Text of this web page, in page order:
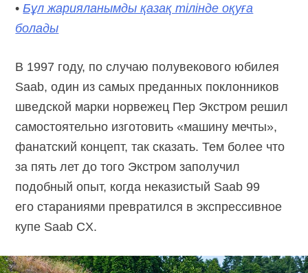
•Бұл жарияланымды қазақ тілінде оқуға
болады
В 1997 году, по случаю полувекового юбилея
Saab, один из самых преданных поклонников
шведской марки норвежец Пер Экстром решил
самостоятельно изготовить «машину мечты»,
фанатский концепт, так сказать. Тем более что
за пять лет до того Экстром заполучил
подобный опыт, когда неказистый Saab 99
его стараниями превратился в экспрессивное
купе Saab CX.